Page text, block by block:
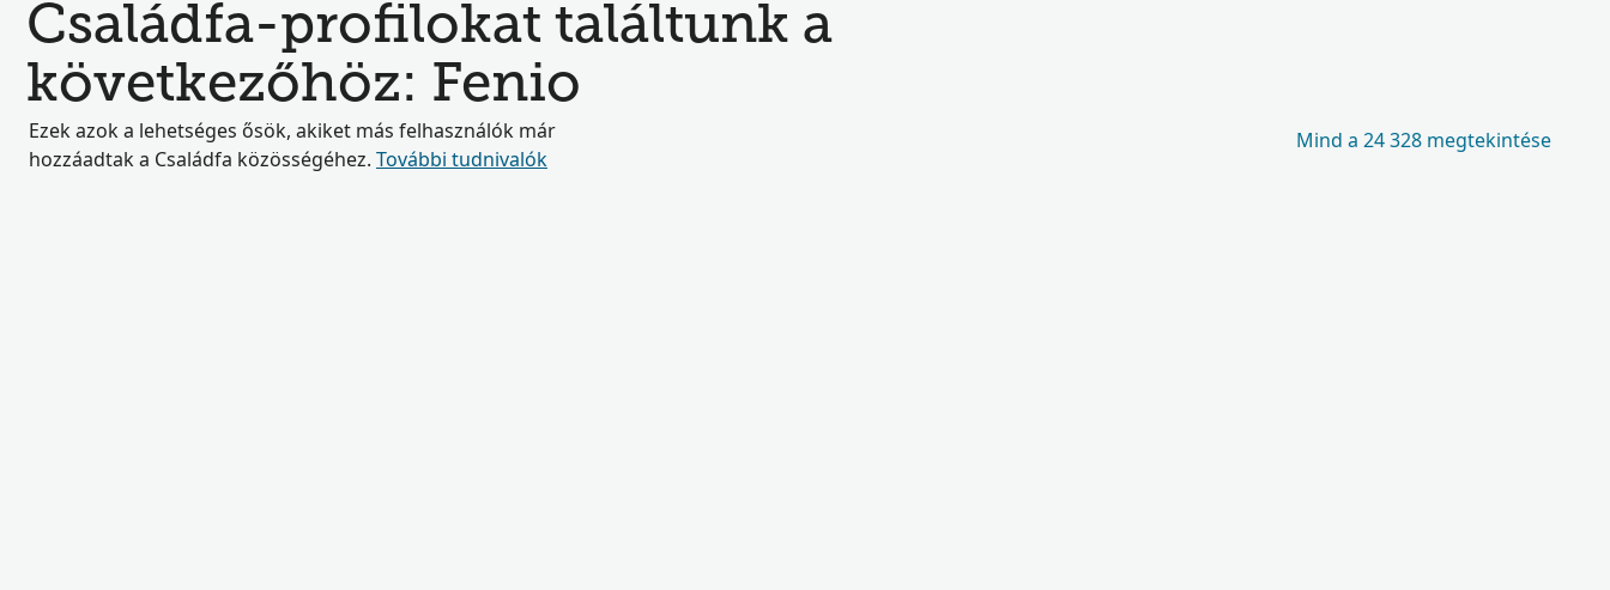
Családfa-profilokat találtunk a
következőhöz: Fenio
Ezek azok a lehetséges ősök, akiket más felhasználók már
hozzáadtak a Családfa közösségéhez. További tudnivalók
Mind a 24 328 megtekintése